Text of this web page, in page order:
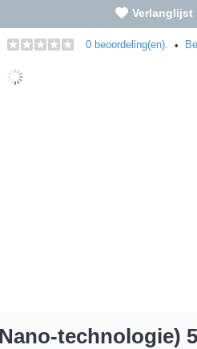
Verlanglijst
0 beoordeling(en). •
(Nano-